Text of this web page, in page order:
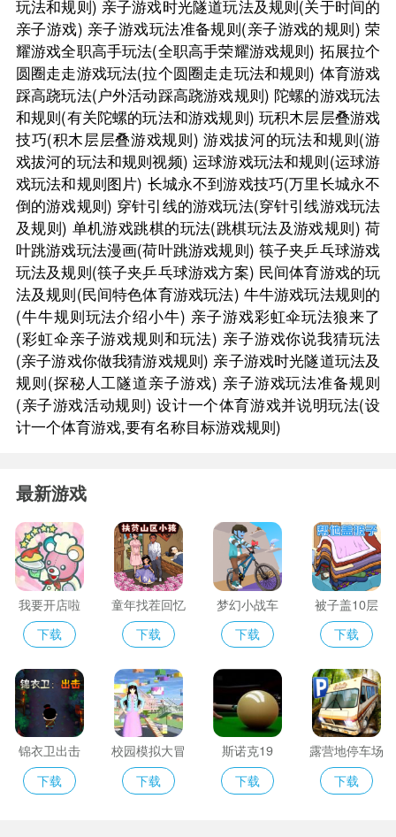
玩法和规则) 亲子游戏时光隧道玩法及规则(关于时间的
亲子游戏) 亲子游戏玩法准备规则(亲子游戏的规则) 荣
耀游戏全职高手玩法(全职高手荣耀游戏规则) 拓展拉个
圆圈走走游戏玩法(拉个圆圈走走玩法和规则) 体育游戏
踩高跷玩法(户外活动踩高跷游戏规则) 陀螺的游戏玩法
和规则(有关陀螺的玩法和游戏规则) 玩积木层层叠游戏
技巧(积木层层叠游戏规则) 游戏拔河的玩法和规则(游
戏拔河的玩法和规则视频) 运球游戏玩法和规则(运球游
戏玩法和规则图片) 长城永不到游戏技巧(万里长城永不
倒的游戏规则) 穿针引线的游戏玩法(穿针引线游戏玩法
及规则) 单机游戏跳棋的玩法(跳棋玩法及游戏规则) 荷
叶跳游戏玩法漫画(荷叶跳游戏规则) 筷子夹乒乓球游戏
玩法及规则(筷子夹乒乓球游戏方案) 民间体育游戏的玩
法及规则(民间特色体育游戏玩法) 牛牛游戏玩法规则的
(牛牛规则玩法介绍小牛) 亲子游戏彩虹伞玩法狼来了
(彩虹伞亲子游戏规则和玩法) 亲子游戏你说我猜玩法
(亲子游戏你做我猜游戏规则) 亲子游戏时光隧道玩法及
规则(探秘人工隧道亲子游戏) 亲子游戏玩法准备规则
(亲子游戏活动规则) 设计一个体育游戏并说明玩法(设
计一个体育游戏,要有名称目标游戏规则)
最新游戏
我要开店啦
下载
童年找茬回忆
下载
梦幻小战车
下载
被子盖10层
下载
锦衣卫出击
下载
校园模拟大冒
险
下载
斯诺克19
下载
露营地停车场
下载